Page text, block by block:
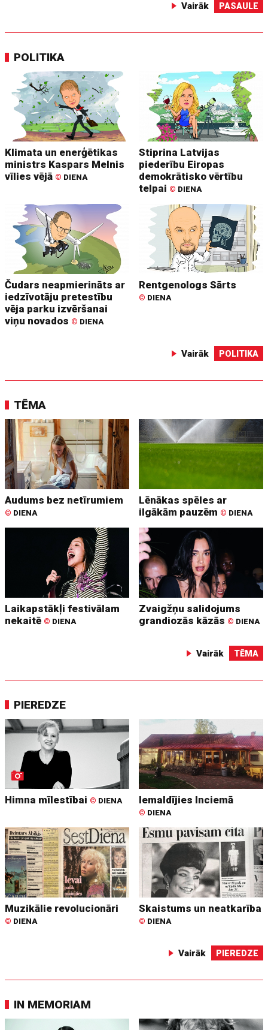
Vairāk PASAULE
POLITIKA
Klimata un enerģētikas
ministrs Kaspars Melnis
vīlies vējā © DIENA
Stiprina Latvijas
piederību Eiropas
demokrātisko vērtību
telpai © DIENA
Čudars neapmierināts ar
iedzīvotāju pretestību
vēja parku izvēršanai
viņu novados © DIENA
Rentgenologs Sārts
© DIENA
Vairāk POLITIKA
TĒMA
Audums bez netīrumiem
© DIENA
Lēnākas spēles ar
ilgākām pauzēm © DIENA
Laikapstākļi festivālam
nekaitē © DIENA
Zvaigžņu salidojums
grandiozās kāzās © DIENA
Vairāk TĒMA
PIEREDZE
Himna mīlestībai © DIENA Iemaldījies Inciemā
© DIENA
Muzikālie revolucionāri
© DIENA
Skaistums un neatkarība
© DIENA
Vairāk PIEREDZE
IN MEMORIAM